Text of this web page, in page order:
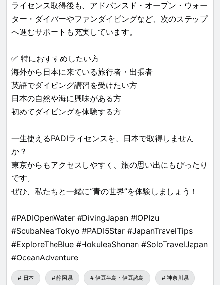
ライセンス取得後も、アドバンスド・オープン・ウォー
ター・ダイバーやファンダイビングなど、次のステップ
へ進むサポートも充実しています。
✅ 特におすすめしたい方
海外から日本に来ている旅行者・出張者
英語でダイビング講習を受けたい方
日本の自然や海に興味がある方
初めてダイビングを体験する方
一生使えるPADIライセンスを、日本で取得しません
か？
東京からもアクセスしやすく、旅の思い出にもぴったり
です。
ぜひ、私たちと一緒に“青の世界”を体験しましょう！
#PADIOpenWater #DivingJapan #IOPIzu
#ScubaNearTokyo #PADI5Star #JapanTravelTips
#ExploreTheBlue #HokuleaShonan #SoloTravelJapan
#OceanAdventure
日本 静岡県 伊豆半島・伊豆諸島 神奈川県